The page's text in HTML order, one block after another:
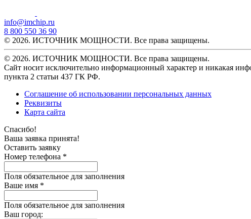
info@imchip.ru
8 800 550 36 90
© 2026. ИСТОЧНИК МОЩНОСТИ. Все права защищены.
© 2026. ИСТОЧНИК МОЩНОСТИ. Все права защищены.
Сайт носит исключительно информационный характер и никакая
пункта 2 статьи 437 ГК РФ.
Соглашение об использовании персональных данных
Реквизиты
Карта сайта
Спасибо!
Ваша заявка принята!
Оставить заявку
Номер телефона *
Поля обязательное для заполнения
Ваше имя *
Поля обязательное для заполнения
Ваш город: